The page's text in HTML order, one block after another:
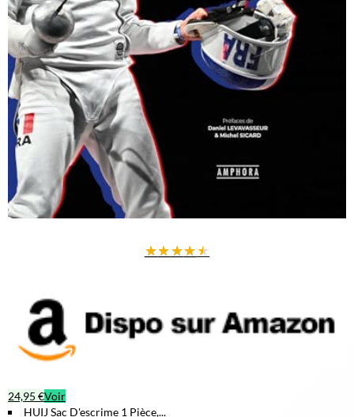
★★★★★
24,95 €Voir
HUIJ Sac D'escrime 1 Pièce,...